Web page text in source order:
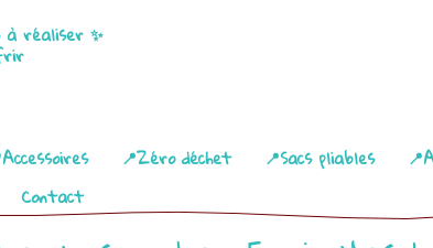
à réaliser ✨
📍Zéro déchet 📍Sacs pliables
Contact